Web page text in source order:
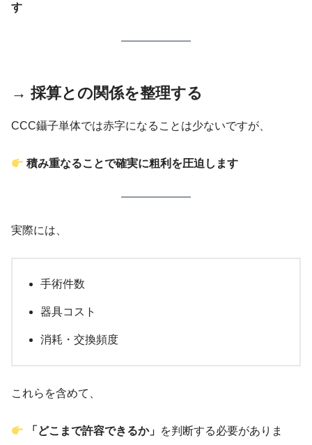
す
→ 採算との関係を整理する
CCC鑷子単体では赤字になることは少ないですが、
積み重なることで確実に粗利を圧迫します
実際には、
手術件数
器具コスト
消耗・交換頻度
これらを含めて、
「どこまで許容できるか」 を判断する必要がありま